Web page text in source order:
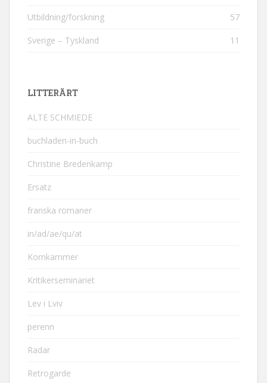
Utbildning/forskning 57
Sverige – Tyskland 11
LITTERÄRT
ALTE SCHMIEDE
buchladen-in-buch
Christine Bredenkamp
Ersatz
franska romaner
in/ad/ae/qu/at
Kornkammer
Kritikerseminariet
Lev i Lviv
perenn
Radar
Retrogarde